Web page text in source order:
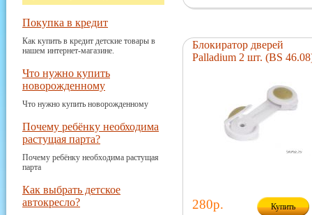
Покупка в кредит
Как купить в кредит детские товары в
нашем интернет-магазине.
Что нужно купить
новорожденному
Что нужно купить новорожденному
Почему ребёнку необходима
растущая парта?
Почему ребёнку необходима растущая
парта
Как выбрать детское
автокресло?
Блокиратор дверей
Palladium 2 шт. (BS
280р. Купить